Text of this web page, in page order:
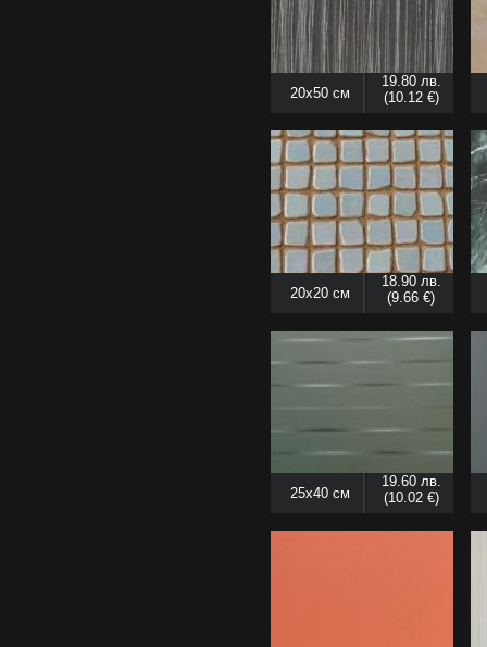
20x50 см
19.80 лв.
(10.12 €)
20x20 см
18.90 лв.
(9.66 €)
25x40 см
19.60 лв.
(10.02 €)